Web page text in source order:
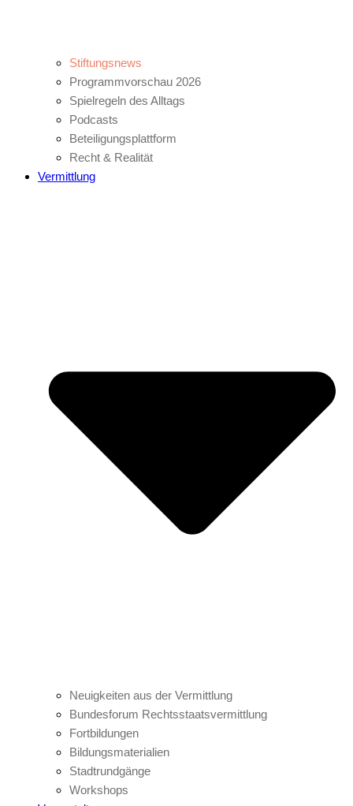
Stiftungsnews
Programmvorschau 2026
Spielregeln des Alltags
Podcasts
Beteiligungsplattform
Recht & Realität
Vermittlung
Neuigkeiten aus der Vermittlung
Bundesforum Rechtsstaatsvermittlung
Fortbildungen
Bildungsmaterialien
Stadtrundgänge
Workshops